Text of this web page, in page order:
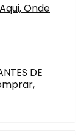
DE